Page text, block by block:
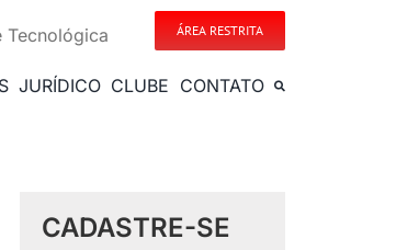
Tecnológica ÁREA RESTRITA
JURÍDICO CLUBE CONTATO
CADASTRE-SE